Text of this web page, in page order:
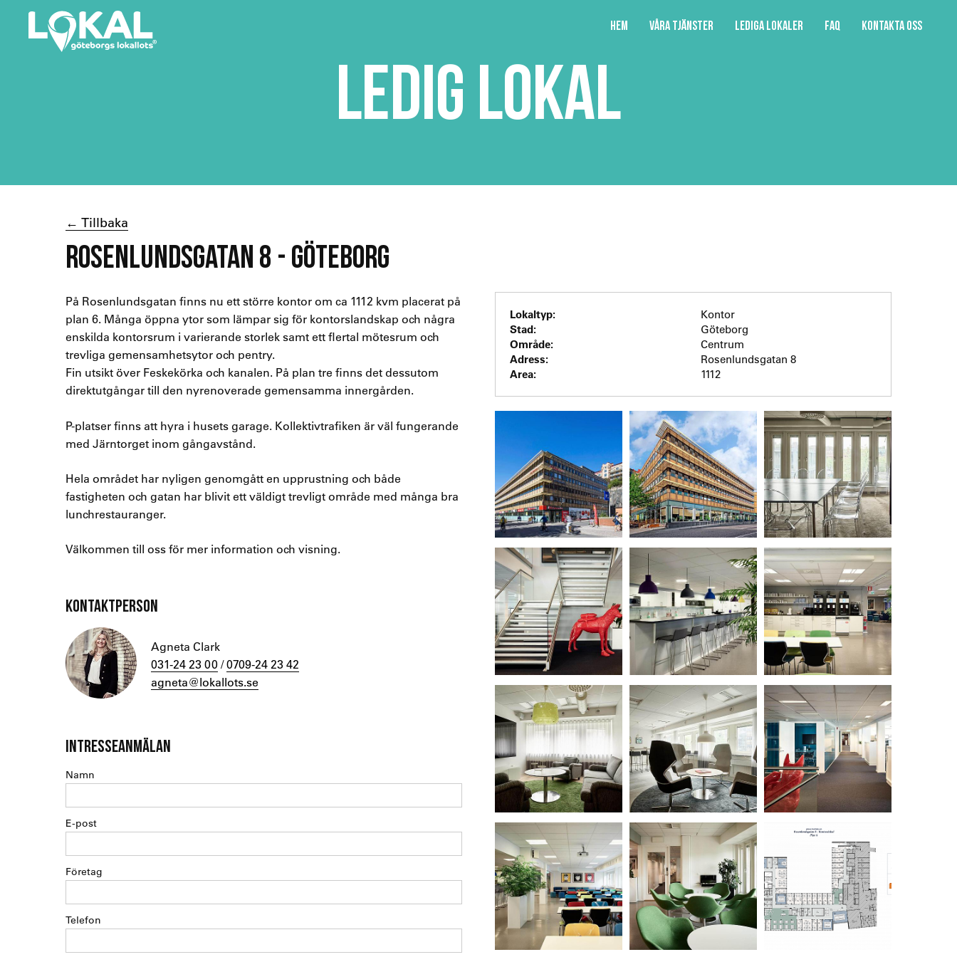
Hem Våra tjänster Lediga lokaler FAQ Kontakta oss
LEDIG LOKAL
← Tillbaka
ROSENLUNDSGATAN 8 - GÖTEBORG
På Rosenlundsgatan finns nu ett större kontor om ca 1112 kvm placerat på
plan 6. Många öppna ytor som lämpar sig för kontorslandskap och några
enskilda kontorsrum i varierande storlek samt ett flertal mötesrum och
trevliga gemensamhetsytor och pentry.
Fin utsikt över Feskekörka och kanalen. På plan tre finns det dessutom
direktutgångar till den nyrenoverade gemensamma innergården.
P-platser finns att hyra i husets garage. Kollektivtrafiken är väl fungerande
med Järntorget inom gångavstånd.
Hela området har nyligen genomgått en upprustning och både
fastigheten och gatan har blivit ett väldigt trevligt område med många bra
lunchrestauranger.
Välkommen till oss för mer information och visning.
KONTAKTPERSON
Agneta Clark
031-24 23 00/0709-24 23 42
agneta@lokallots.se
INTRESSEANMÄLAN
Namn
E-post
Företag
Telefon
Lokaltyp:
Kontor
Stad:
Göteborg
Område:
Centrum
Adress:
Rosenlundsgatan 8
Area:
1112